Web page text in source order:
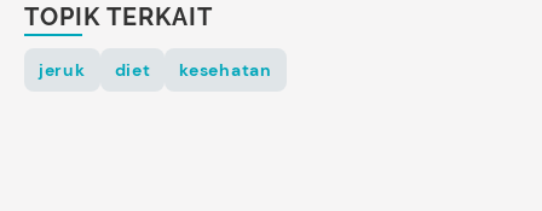
TOPIK TERKAIT
jeruk diet kesehatan